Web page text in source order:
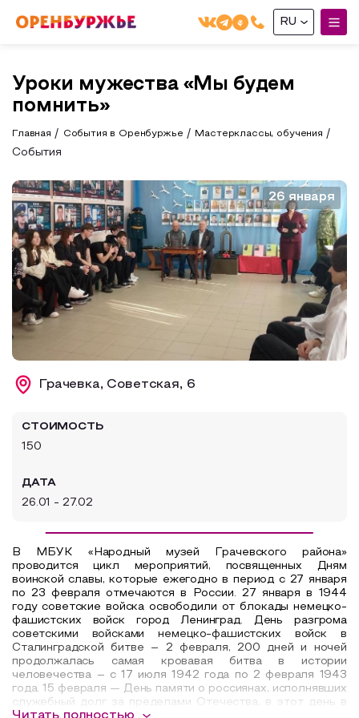
О регионе
Фотобанк
Маршруты от туроператоров
Промышленный туризм
Пешеходный туризм
Сельский туризм
Аудио маршруты
Образовательный туризм
ГДЕ ПОЕСТЬ
ГДЕ ОСТАНОВИТЬСЯ
СУВЕНИРЫ
НАЦИОНАЛЬНЫЙ ТУРИСТСКИЙ МАРШРУТ
RU
Русский(RU)
Уроки мужества «Мы будем
помнить»
Главная События в Оренбуржье Мастерклассы, обучения
События
26 января
Грачевка, Советская, 6
СТОИМОСТЬ
150
ДАТА
26.01 - 27.02
В МБУК «Народный музей Грачевского района»
проводится цикл мероприятий, посвященных Дням
воинской славы, которые ежегодно в период с 27 января
по 23 февраля отмечаются в России. 27 января в 1944
году советские войска освободили от блокады немецко-
фашистских войск город Ленинград
День разгрома
советскими войсками немецко-фашистских войск в
Сталинградской битве – 2 февраля, 200 дней и ночей
продолжалась самая кровавая битва в истории
человечества – с 17 июля 1942 года по 2 февраля 1943
года.15 февраля — День памяти о россиянах, исполнявших
служебный долг за пределами Отечества, в этот день в
1989 году советские войска были выведены из
Читать полностью